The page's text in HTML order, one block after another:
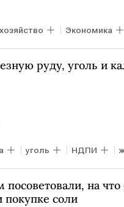
Экономика
руду, уголь и
уголь НДПИ
посоветовали, на
соли